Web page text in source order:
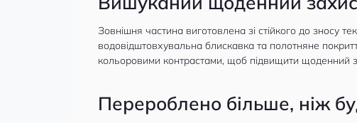
Зовнішня частина виготовлена зі стійкого до зносу
водовідштовхувальна блискавка та полотняне
кольоровими контрастами, щоб підвищити щоденний
Перероблено більше, ніж